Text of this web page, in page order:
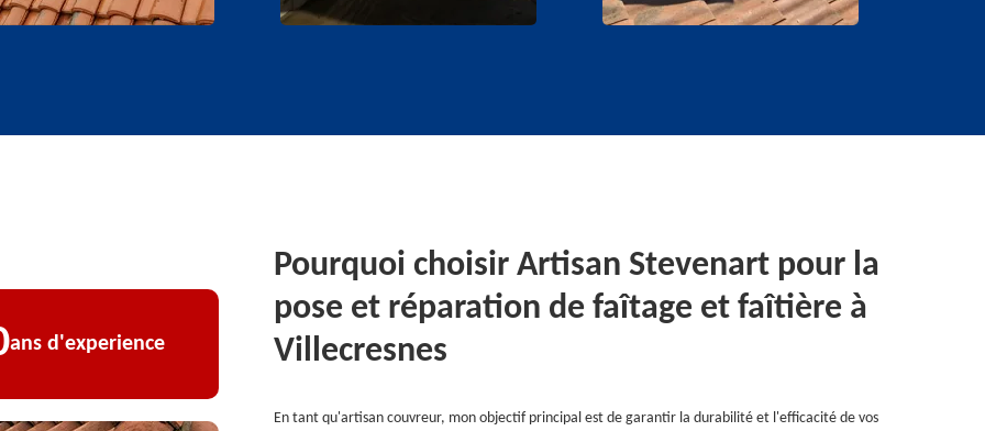
ans d'experience
Pourquoi choisir Artisan Stevenart pour la
pose et réparation de faîtage et faîtière à
Villecresnes
En tant qu'artisan couvreur, mon objectif principal est de garantir la durabilité et l'efficacité de vos